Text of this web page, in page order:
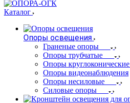
Каталог
Опоры освещения
Граненые опоры
Опоры трубчатые
Опоры круглоконические
Опоры видеонаблюдения
Опоры несиловые
Силовые опоры